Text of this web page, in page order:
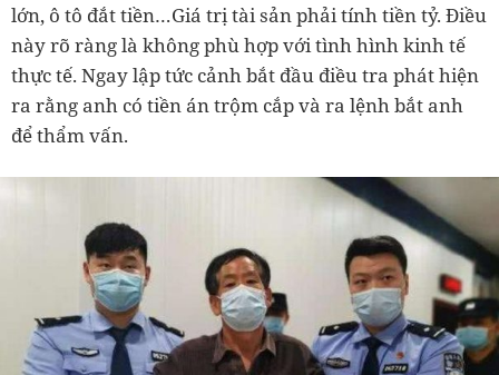
lớn, ô tô đắt tiền…Giá trị tài sản phải tính tiền tỷ. Điều
này rõ ràng là không phù hợp với tình hình kinh tế
thực tế. Ngay lập tức cảnh bắt đầu điều tra phát hiện
ra rằng anh có tiền án trộm cắp và ra lệnh bắt anh
để thẩm vấn.